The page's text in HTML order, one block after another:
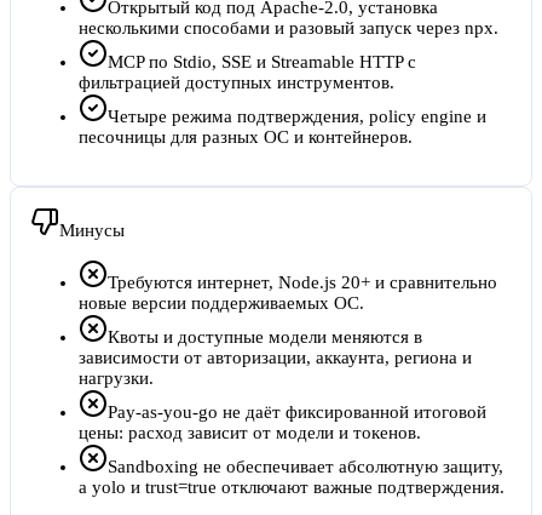
Открытый код под Apache-2.0, установка
несколькими способами и разовый запуск через npx.
MCP по Stdio, SSE и Streamable HTTP с
фильтрацией доступных инструментов.
Четыре режима подтверждения, policy engine и
песочницы для разных ОС и контейнеров.
Минусы
Требуются интернет, Node.js 20+ и сравнительно
новые версии поддерживаемых ОС.
Квоты и доступные модели меняются в
зависимости от авторизации, аккаунта, региона и
нагрузки.
Pay-as-you-go не даёт фиксированной итоговой
цены: расход зависит от модели и токенов.
Sandboxing не обеспечивает абсолютную защиту,
а yolo и trust=true отключают важные подтверждения.